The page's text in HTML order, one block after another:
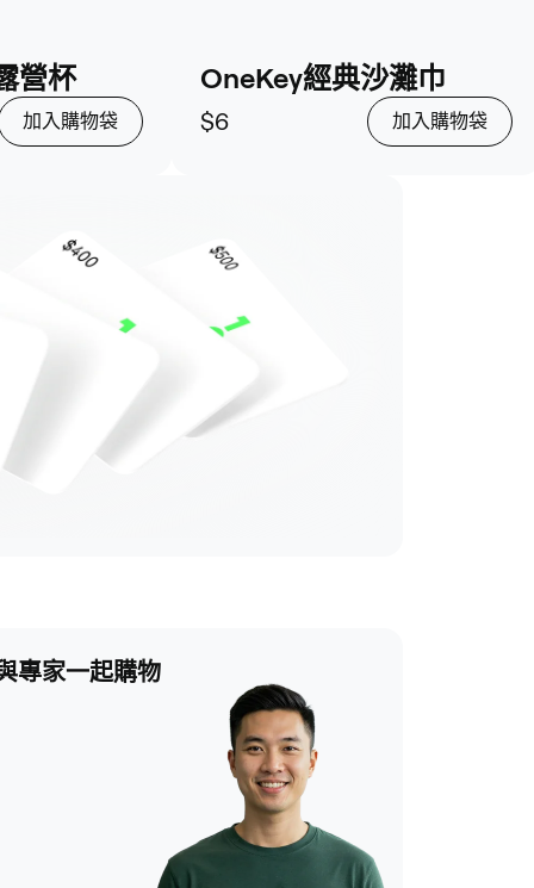
營杯
加入購物袋
OneKey經典沙灘巾
$6 加入購物袋
專家一起購物